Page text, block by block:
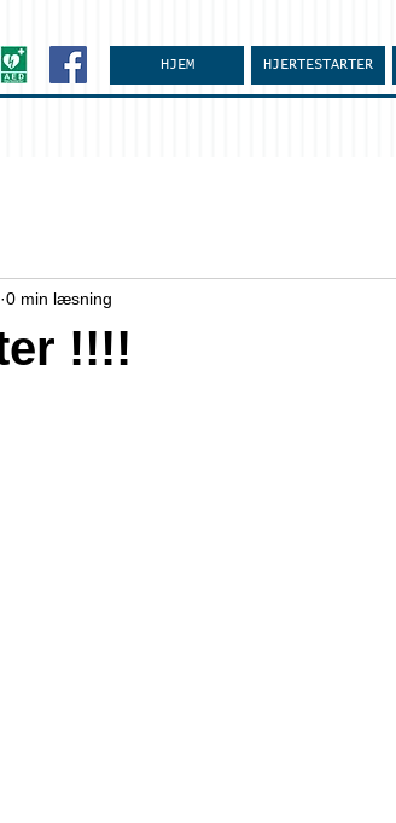
HJEM HJERTESTARTER
!!!!
0 min læsning